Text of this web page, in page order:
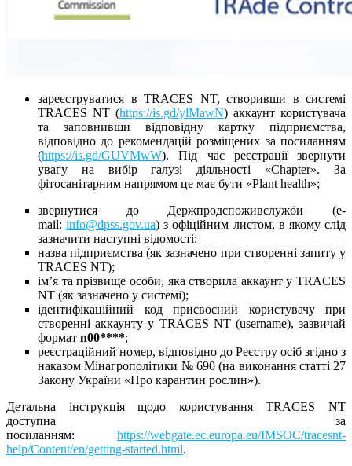
зареєструватися в TRACES NT, створивши в системі
TRACES NT (https://is.gd/ylMawN) аккаунт користувача
та заповнивши відповідну картку підприємства,
відповідно до рекомендацій розміщених за посиланням
(https://is.gd/GUVMwW). Під час реєстрації звернути
увагу на вибір галузі діяльності «Chapter». За
фітосанітарним напрямом це має бути «Plant health»;
звернутися до Держпродспоживслужби (e-
mail:info@dpss.gov.ua) з офіційним листом, в якому слід
зазначити наступні відомості:
назва підприємства (як зазначено при створенні запиту у
TRACES NT);
імʼя та прізвище особи, яка створила аккаунт у TRACES
NT (як зазначено у системі);
ідентифікаційний код присвоєний користувачу при
створенні аккаунту у TRACES NT (username), зазвичай
формат n00****;
реєстраційний номер, відповідно до Реєстру осіб згідно з
наказом Мінагрополітики № 690 (на виконання статті 27
Закону України «Про карантин рослин»).
Детальна інструкція щодо користування TRACES NT
доступна за
посиланням: https://webgate.ec.europa.eu/IMSOC/tracesnt-
help/Content/en/getting-started.html.